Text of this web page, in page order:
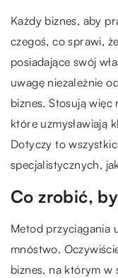
Każdy biznes, aby
czegoś, co sprawi,
posiadające swój
uwagę niezależnie
biznes. Stosują
które uzmysławiają
Dotyczy to
specjalistycznych,
Co zrobić,
Metod przyciągania
mnóstwo.
biznes, na którym w